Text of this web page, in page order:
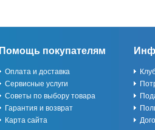
Помощь покупателям
Оплата и доставка
Сервисные услуги
Советы по выбору товара
Гарантия и возврат
Карта сайта